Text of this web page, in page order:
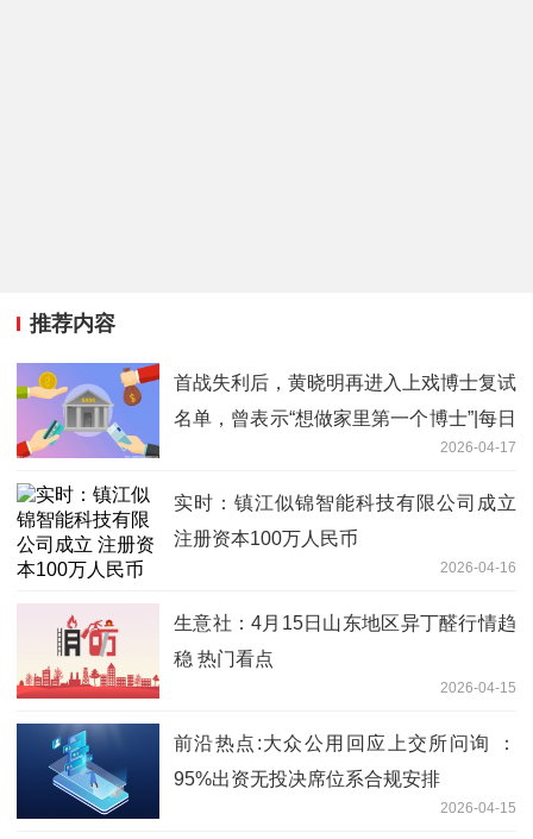
推荐内容
首战失利后，黄晓明再进入上戏博士复试
名单，曾表示“想做家里第一个博士”|每日
2026-04-17
实时：镇江似锦智能科技有限公司成立
注册资本100万人民币
2026-04-16
生意社：4月15日山东地区异丁醛行情趋
稳 热门看点
2026-04-15
前沿热点:大众公用回应上交所问询 ：
95%出资无投决席位系合规安排
2026-04-15